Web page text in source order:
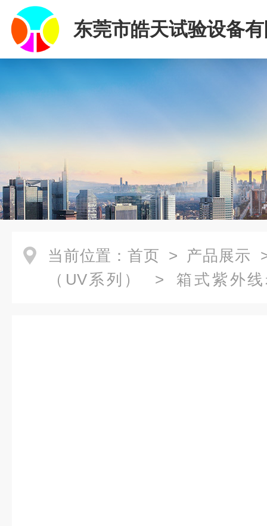
东莞市皓天试验设备
当前位置： 首页 > 产品展示
（UV系列）
> 箱式紫外